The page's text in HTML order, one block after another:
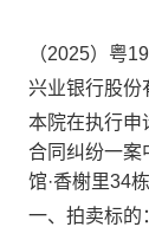
（2025）粤
兴业银行股份
本院在执行申
合同纠纷一案
馆·香榭里34
一、拍卖标的